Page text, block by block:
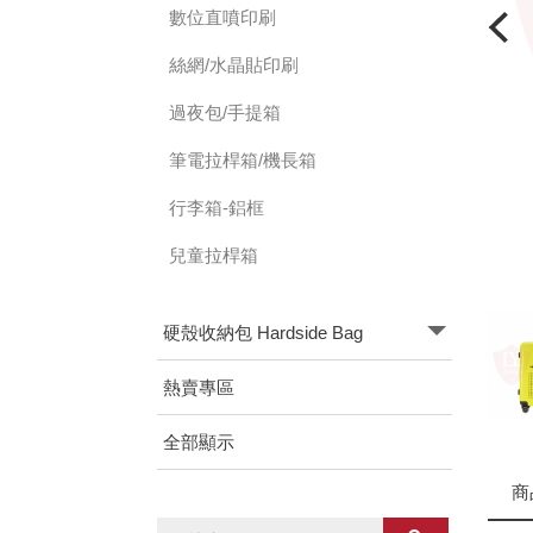
數位直噴印刷
絲網/水晶貼印刷
過夜包/手提箱
筆電拉桿箱/機長箱
行李箱-鋁框
兒童拉桿箱
硬殼收納包 Hardside Bag
熱賣專區
全部顯示
商